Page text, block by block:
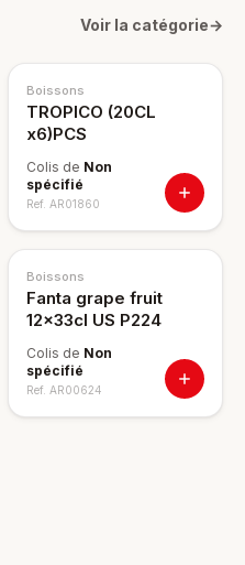
Voir la catégorie→
Boissons
TROPICO (20CL
x6)PCS
Colis de Non
spécifié
Ref. AR01860
Boissons
Fanta grape fruit
12x33cl US P224
Colis de Non
spécifié
Ref. AR00624